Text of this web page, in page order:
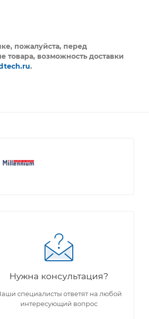
пожалуйста, перед
товара, возможность доставки
.
Нужна консультация?
специалисты ответят на любой
интересующий вопрос